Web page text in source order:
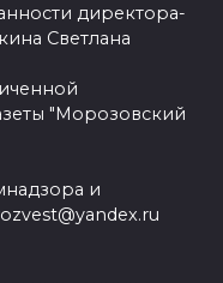
директора-
Светлана
"Морозовский
и